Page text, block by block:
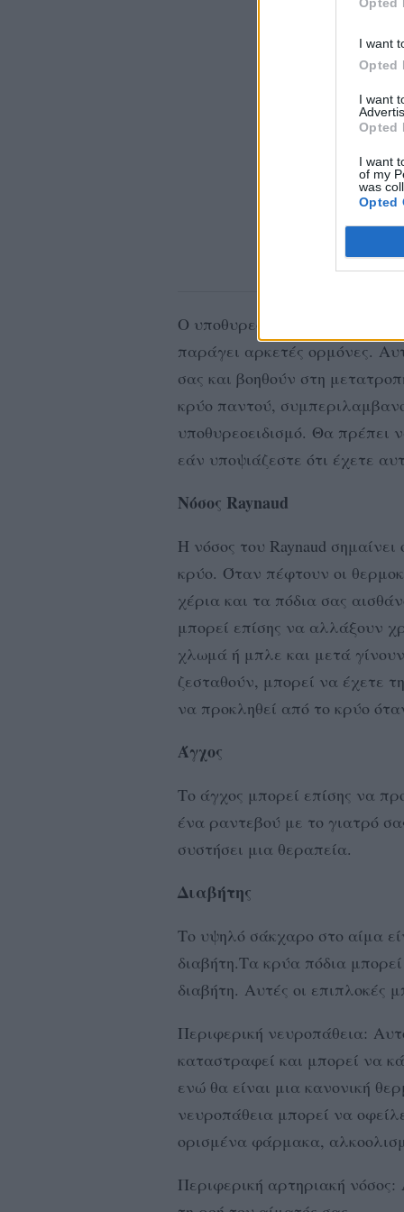
I want
Opted
I want
Opted
I want
of my
was
Opted
Ο υποθυρεοειδισμός σημαίνει
παράγει αρκετές ορμόνες.
σας και βοηθούν στη
κρύο παντού,
υποθυρεοειδισμό. Θα πρέπει
εάν υποψιάζεστε ότι έχετε
Νόσος Raynaud
Η νόσος του Raynaud
κρύο. Όταν πέφτουν οι
χέρια και τα πόδια σας
μπορεί επίσης να αλλάξουν
χλωμά ή μπλε και μετά
ζεσταθούν, μπορεί να έχετε
να προκληθεί από το κρύο
Άγχος
Το άγχος μπορεί επίσης να
ένα ραντεβού με το γιατρό
συστήσει μια θεραπεία.
Διαβήτης
Το υψηλό σάκχαρο στο αίμα
διαβήτη.Τα κρύα πόδια
διαβήτη. Αυτές οι επιπλοκές
Περιφερική νευροπάθεια:
καταστραφεί και μπορεί να
ενώ θα είναι μια κανονική
νευροπάθεια μπορεί να
ορισμένα φάρμακα,
Περιφερική αρτηριακή